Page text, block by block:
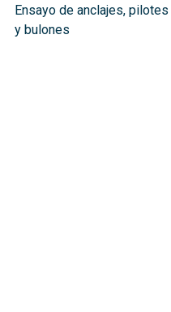
Ensayo de anclajes, pilotes
y bulones